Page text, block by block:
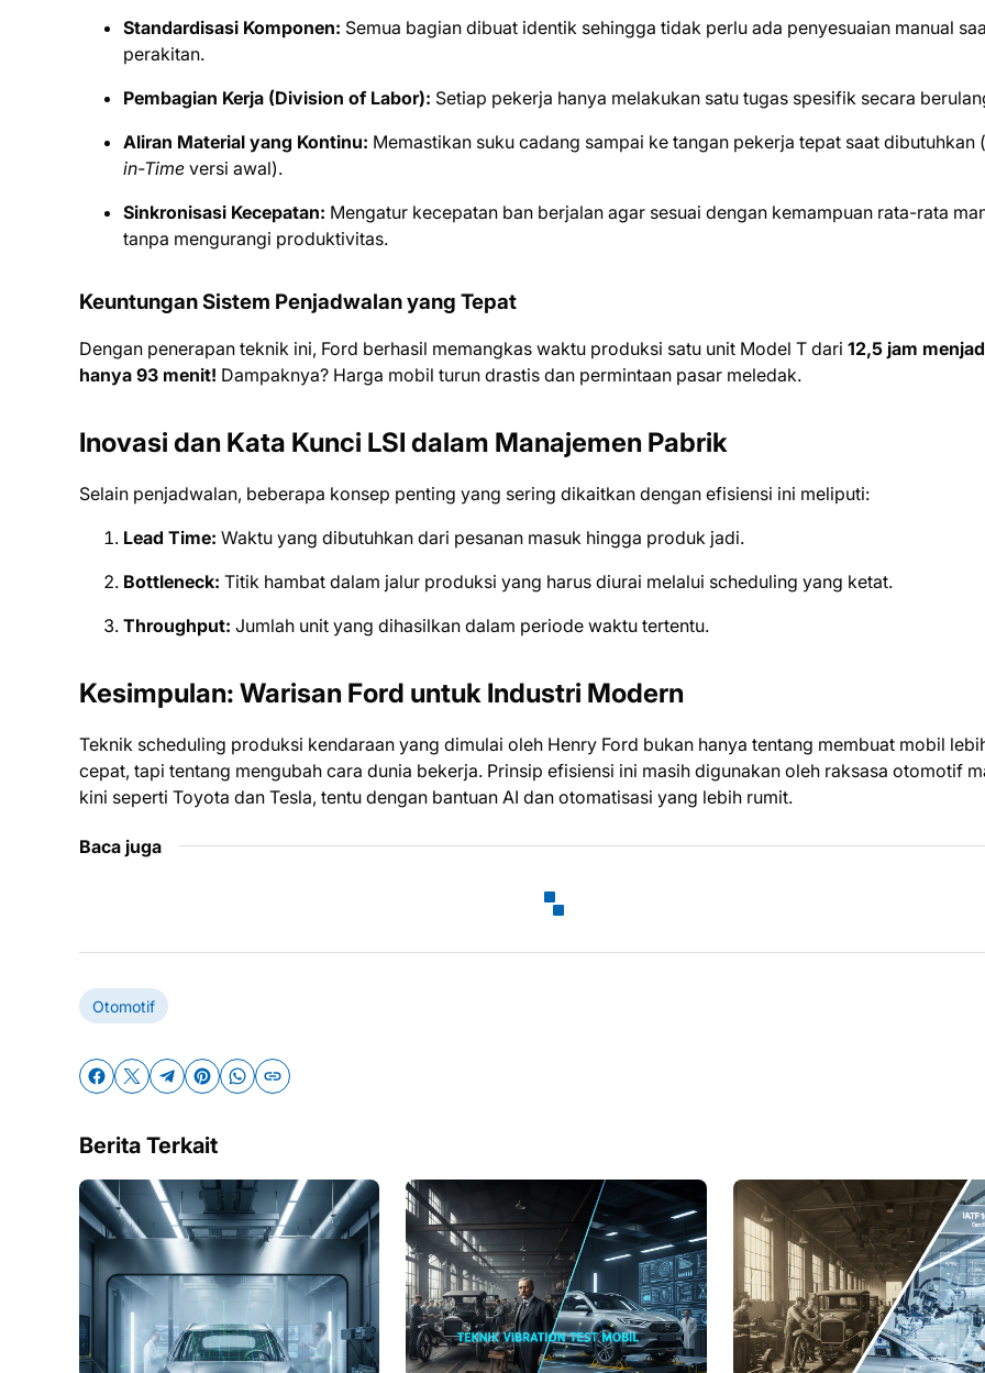
Standardisasi Komponen: Semua bagian dibuat identik sehingga tidak perlu ada penyesuaian manual
perakitan.
Pembagian Kerja (Division of Labor): Setiap pekerja hanya melakukan satu tugas spesifik secara
Aliran Material yang Kontinu: Memastikan suku cadang sampai ke tangan pekerja tepat saat dibutuhkan (
in-Time versi awal).
Sinkronisasi Kecepatan: Mengatur kecepatan ban berjalan agar sesuai dengan kemampuan rata-rata
tanpa mengurangi produktivitas.
Keuntungan Sistem Penjadwalan yang Tepat
Dengan penerapan teknik ini, Ford berhasil memangkas waktu produksi satu unit Model T dari 12,5 jam
hanya 93 menit! Dampaknya? Harga mobil turun drastis dan permintaan pasar meledak.
Inovasi dan Kata Kunci LSI dalam Manajemen Pabrik
Selain penjadwalan, beberapa konsep penting yang sering dikaitkan dengan efisiensi ini meliputi:
Lead Time: Waktu yang dibutuhkan dari pesanan masuk hingga produk jadi.
Bottleneck: Titik hambat dalam jalur produksi yang harus diurai melalui scheduling yang ketat.
Throughput: Jumlah unit yang dihasilkan dalam periode waktu tertentu.
Kesimpulan: Warisan Ford untuk Industri Modern
Teknik scheduling produksi kendaraan yang dimulai oleh Henry Ford bukan hanya tentang membuat mobil
cepat, tapi tentang mengubah cara dunia bekerja. Prinsip efisiensi ini masih digunakan oleh raksasa otomotif
kini seperti Toyota dan Tesla, tentu dengan bantuan AI dan otomatisasi yang lebih rumit.
Baca juga
Otomotif
Berita Terkait